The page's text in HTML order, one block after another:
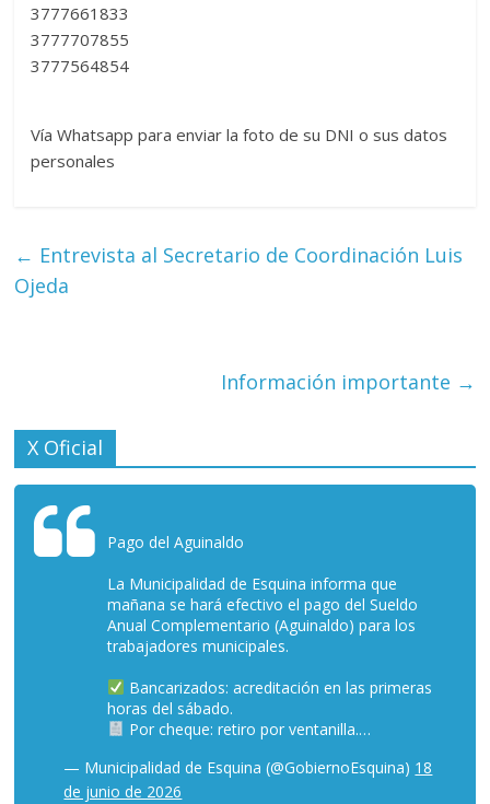
3777661833
3777707855
3777564854
Vía Whatsapp para enviar la foto de su DNI o sus datos
personales
← Entrevista al Secretario de Coordinación Luis
Ojeda
Información importante →
X Oficial
Pago del Aguinaldo
La Municipalidad de Esquina informa que
mañana se hará efectivo el pago del Sueldo
Anual Complementario (Aguinaldo) para los
trabajadores municipales.
Bancarizados: acreditación en las primeras
horas del sábado.
Por cheque: retiro por ventanilla.…
— Municipalidad de Esquina (@GobiernoEsquina) 18
de junio de 2026